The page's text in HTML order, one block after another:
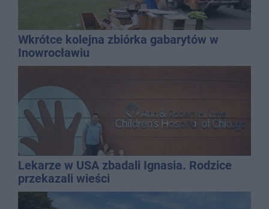
Wkrótce kolejna zbiórka gabarytów w
Inowrocławiu
Lekarze w USA zbadali Ignasia. Rodzice
przekazali wieści